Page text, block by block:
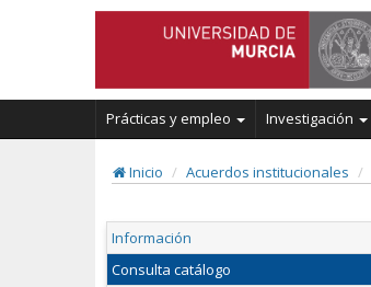
Prácticas y empleo Investigación
Inicio Acuerdos institucionales
Información
Consulta catálogo